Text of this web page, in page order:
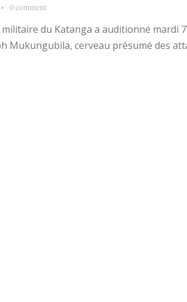
0 comment
militaire du Katanga a auditionné mardi
Mukungubila, cerveau présumé des